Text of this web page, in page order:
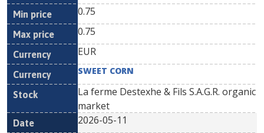
0.75
0.75
EUR
SWEET CORN
La ferme Destexhe & Fils S.A.G.R. organic
market
2026-05-11